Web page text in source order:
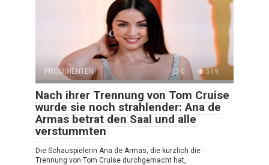
PROMINENTEN 0 519
Nach ihrer Trennung von Tom Cruise
wurde sie noch strahlender: Ana de
Armas betrat den Saal und alle
verstummten
Die Schauspielerin Ana de Armas, die kürzlich die
Trennung von Tom Cruise durchgemacht hat,